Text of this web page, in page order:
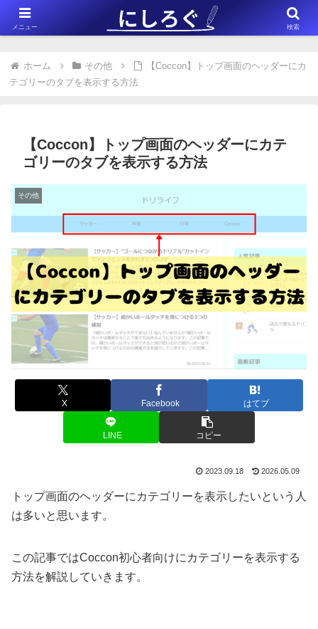
※このサイトはアフィリエイト広告（Amazonアソシエイト含む）を掲載
しています。
ホーム その他
【Coccon】トップ画面のヘッダーにカ
テゴリーのタブを表示する方法
【Coccon】トップ画面のヘッダーにカテ
ゴリーのタブを表示する方法
その他
X Facebook はてブ
LINE コピー
2023.09.18 2026.05.09
トップ画面のヘッダーにカテゴリーを表示したいという人
は多いと思います。
この記事ではCoccon初心者向けにカテゴリーを表示する
方法を解説していきます。
メニュー 検索